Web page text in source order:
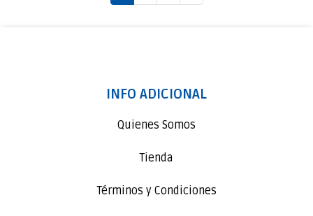
INFO ADICIONAL
Quienes Somos
Tienda
Términos y Condiciones